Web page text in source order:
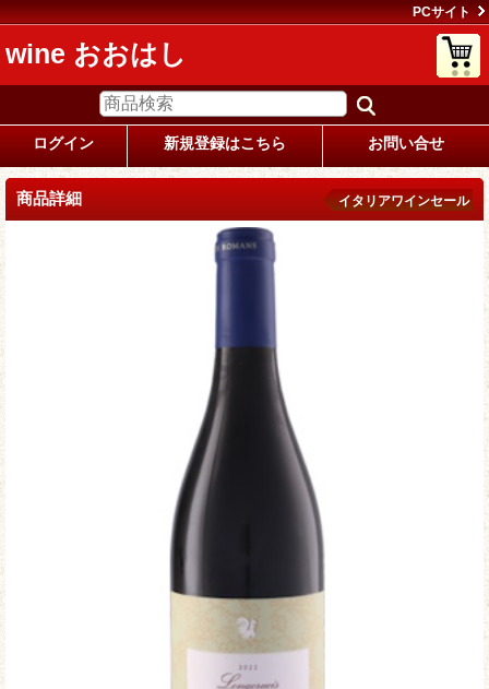
PCサイト
wine おおはし
ログイン 新規登録はこちら お問い合せ
商品詳細 イタリアワインセール